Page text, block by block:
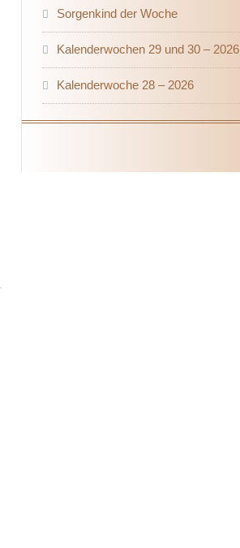
Sorgenkind der Woche
Kalenderwochen 29 und 30 – 2026
Kalenderwoche 28 – 2026